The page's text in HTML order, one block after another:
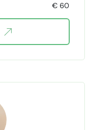
SEO
€ 60